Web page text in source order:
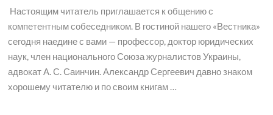
Настоящим читатель приглашается к общению с
компетентным собеседником. В гостиной нашего «Вестника»
сегодня наедине с вами — профессор, доктор юридических
наук, член национального Союза журналистов Украины,
адвокат А. С. Саинчин. Александр Сергеевич давно знаком
хорошему читателю и по своим книгам …